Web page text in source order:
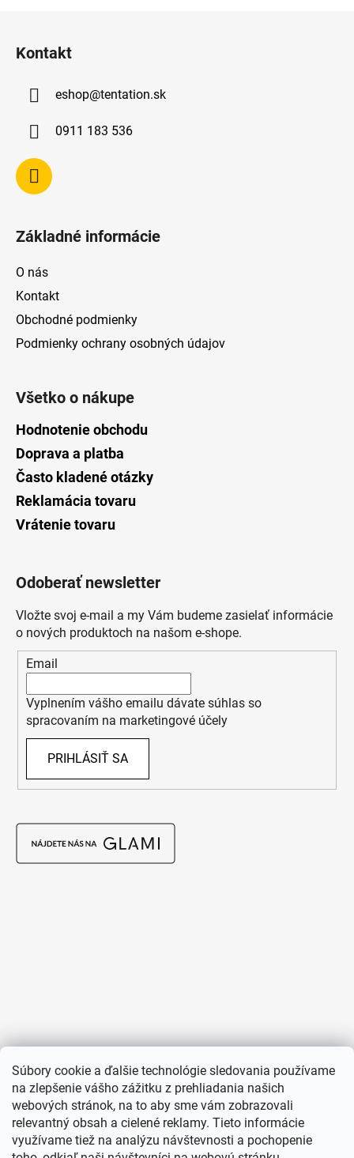
Súbory cookie a ďalšie technológie sledovania používame
na zlepšenie vášho zážitku z prehliadania našich
webových stránok, na to aby sme vám zobrazovali
relevantný obsah a cielené reklamy. Tieto informácie
využívame tiež na analýzu návštevnosti a pochopenie
Kontakt
eshop@tentation.sk
0911 183 536
Základné informácie
O nás
Kontakt
Obchodné podmienky
Podmienky ochrany osobných údajov
Všetko o nákupe
Hodnotenie obchodu
Doprava a platba
Často kladené otázky
Reklamácia tovaru
Vrátenie tovaru
Odoberať newsletter
Vložte svoj e-mail a my Vám budeme zasielať informácie
o nových produktoch na našom e-shope.
Email
Vyplnením vášho emailu dávate súhlas so
spracovaním na marketingové účely
PRIHLÁSIŤ SA